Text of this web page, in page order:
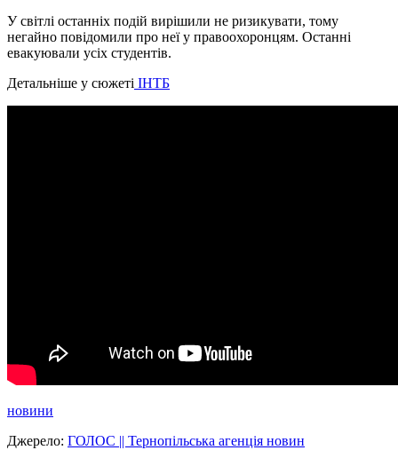
У світлі останніх подій вирішили не ризикувати, тому
негайно повідомили про неї у правоохоронцям. Останні
евакуювали усіх студентів.
Детальніше у сюжеті ІНТБ
новини
Джерело: ГОЛОС || Тернопільська агенція новин